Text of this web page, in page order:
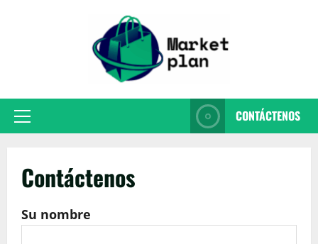
Menu
CONTÁCTENOS
Contáctenos
Su nombre